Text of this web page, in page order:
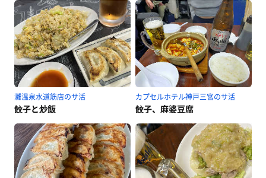
灘温泉水道筋店のサ活
餃子と炒飯
カプセルホテル神戸三宮のサ活
餃子、麻婆豆腐